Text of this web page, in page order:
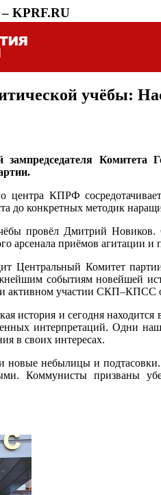
KPRF.RU
учёбы:
центра КПРФ
до конкретных методик
провёл Дмитрий
арсенала приёмов агитации и
Центральный Комитет
событиям новейшей
активном участии
история и сегодня
интерпретаций. Одни
в своих интересах.
и новые небылицы и
Коммунисты призваны